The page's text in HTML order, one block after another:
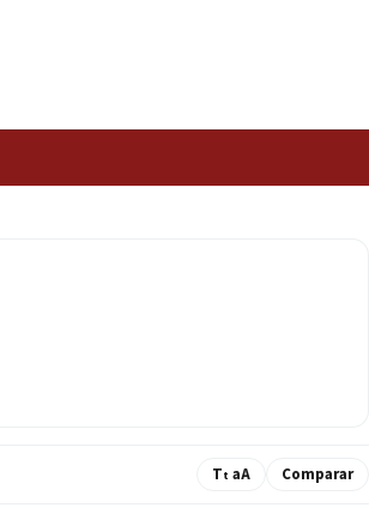
Tt aA Comparar